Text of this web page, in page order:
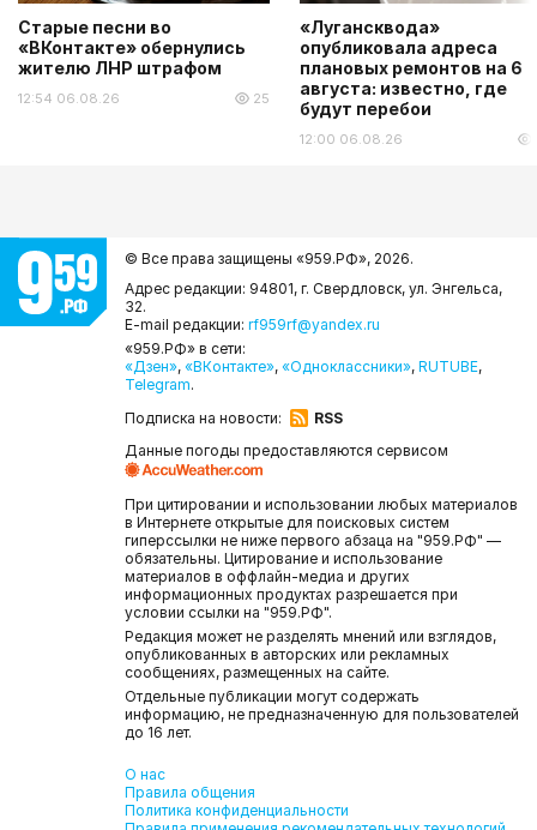
Старые песни во
«ВКонтакте» обернулись
жителю ЛНР штрафом
12:54 06.08.26 25
«Лугансквода»
опубликовала адреса
плановых ремонтов на 6
августа: известно, где
будут перебои
12:00 06.08.26
© Все права защищены «959.РФ», 2026.
Адрес редакции: 94801, г. Свердловск, ул. Энгельса,
32.
E-mail редакции: rf959rf@yandex.ru
«959.РФ» в сети:
«Дзен», «ВКонтакте», «Одноклассники», RUTUBE,
Telegram.
Подписка на новости:
RSS
Данные погоды предоставляются сервисом
При цитировании и использовании любых материалов
в Интернете открытые для поисковых систем
гиперссылки не ниже первого абзаца на "959.РФ" —
обязательны. Цитирование и использование
материалов в оффлайн-медиа и других
информационных продуктах разрешается при
условии ссылки на "959.РФ".
Редакция может не разделять мнений или взглядов,
опубликованных в авторских или рекламных
сообщениях, размещенных на сайте.
Отдельные публикации могут содержать
информацию, не предназначенную для пользователей
до 16 лет.
О нас
Правила общения
Политика конфиденциальности